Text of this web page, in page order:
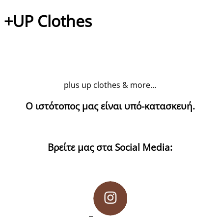
+UP Clothes
plus up clothes & more…
Ο ιστότοπος μας είναι υπό-κατασκευή.
Βρείτε μας στα Social Media: